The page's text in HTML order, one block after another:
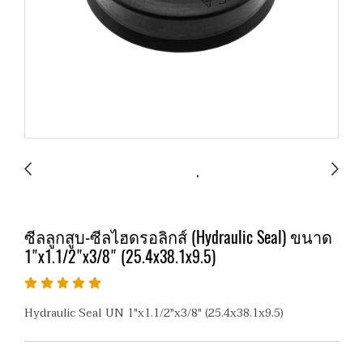
ซีลลูกสูบ-ซีลไฮดรอลิกส์ (Hydraulic Seal) ขนาด
1"x1.1/2"x3/8" (25.4x38.1x9.5)
Hydraulic Seal UN 1"x1.1/2"x3/8" (25.4x38.1x9.5)